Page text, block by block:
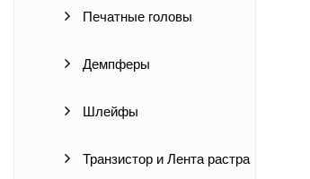
Печатные головы
Демпферы
Шлейфы
Транзистор и Лента растра